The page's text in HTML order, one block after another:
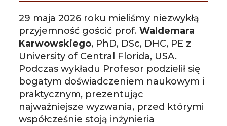
29 maja 2026 roku mieliśmy niezwykłą
przyjemność gościć prof.Waldemara
Karwowskiego, PhD, DSc, DHC, PE z
University of Central Florida, USA.
Podczas wykładu Profesor podzielił się
bogatym doświadczeniem naukowym i
praktycznym, prezentując
najważniejsze wyzwania, przed którymi
współcześnie stoją inżynieria